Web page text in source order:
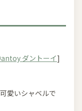
ダントーイ]
愛いシャベルで